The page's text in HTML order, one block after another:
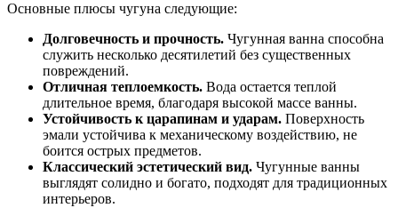
Основные плюсы чугуна следующие:
Долговечность и прочность. Чугунная ванна способна
служить несколько десятилетий без существенных
повреждений.
Отличная теплоемкость. Вода остается теплой
длительное время, благодаря высокой массе ванны.
Устойчивость к царапинам и ударам. Поверхность
эмали устойчива к механическому воздействию, не
боится острых предметов.
Классический эстетический вид. Чугунные ванны
выглядят солидно и богато, подходят для традиционных
интерьеров.